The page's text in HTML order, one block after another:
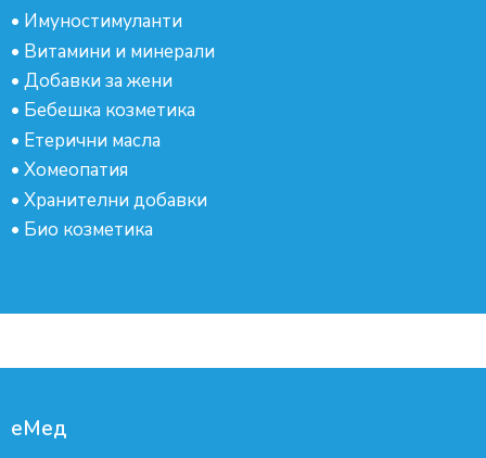
• Имуностимуланти
• Витамини и минерали
• Добавки за жени
• Бебешка козметика
• Етерични масла
• Хомеопатия
• Хранителни добавки
• Био козметика
еМед